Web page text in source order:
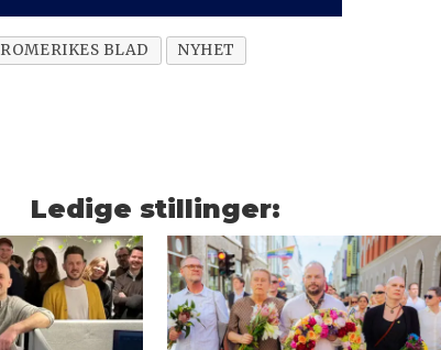
ROMERIKES BLAD NYHET
Ledige stillinger: